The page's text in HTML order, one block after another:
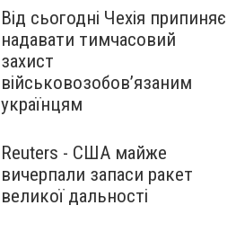
Від сьогодні Чехія припиняє
надавати тимчасовий
захист
військовозобов’язаним
українцям
Reuters - США майже
вичерпали запаси ракет
великої дальності